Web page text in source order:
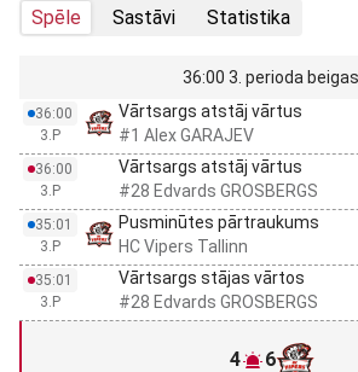
Spēle Sastāvi Statistika
36:00 3. perioda beigas
36:00
3.P
Vārtsargs atstāj vārtus
#1 Alex GARAJEV
36:00
3.P
Vārtsargs atstāj vārtus
#28 Edvards GROSBERGS
35:01
3.P
Pusminūtes pārtraukums
HC Vipers Tallinn
35:01
3.P
Vārtsargs stājas vārtos
#28 Edvards GROSBERGS
4 6